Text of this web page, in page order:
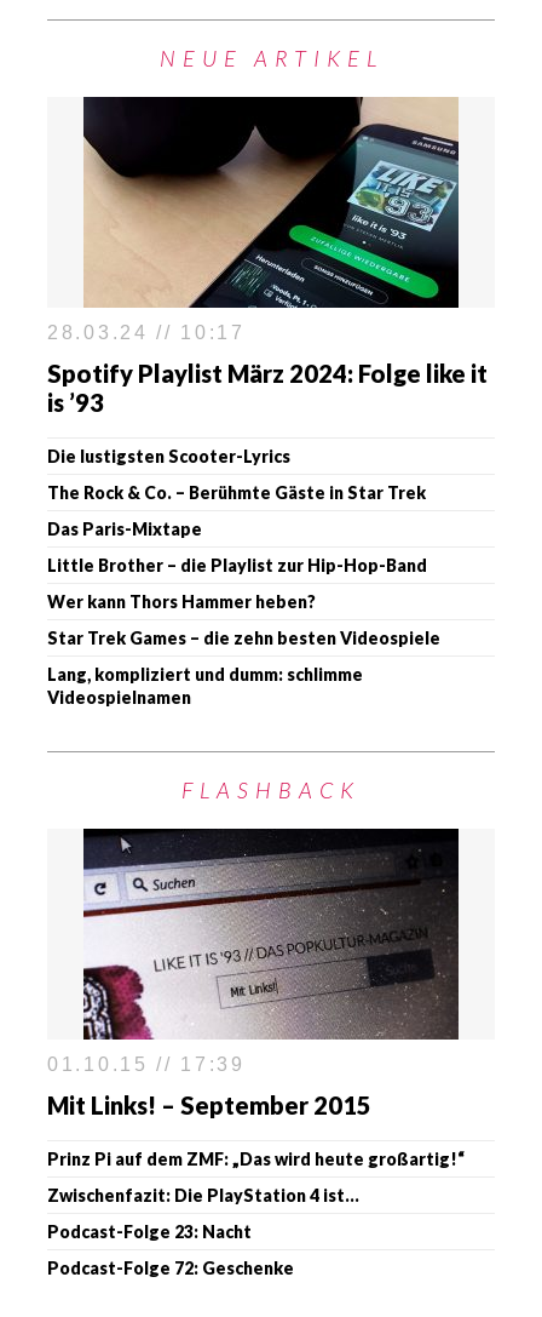
NEUE ARTIKEL
28.03.24 // 10:17
Spotify Playlist März 2024: Folge like it
is ’93
Die lustigsten Scooter-Lyrics
The Rock & Co. – Berühmte Gäste in Star Trek
Das Paris-Mixtape
Little Brother – die Playlist zur Hip-Hop-Band
Wer kann Thors Hammer heben?
Star Trek Games – die zehn besten Videospiele
Lang, kompliziert und dumm: schlimme
Videospielnamen
FLASHBACK
01.10.15 // 17:39
Mit Links! – September 2015
Prinz Pi auf dem ZMF: „Das wird heute großartig!“
Zwischenfazit: Die PlayStation 4 ist…
Podcast-Folge 23: Nacht
Podcast-Folge 72: Geschenke